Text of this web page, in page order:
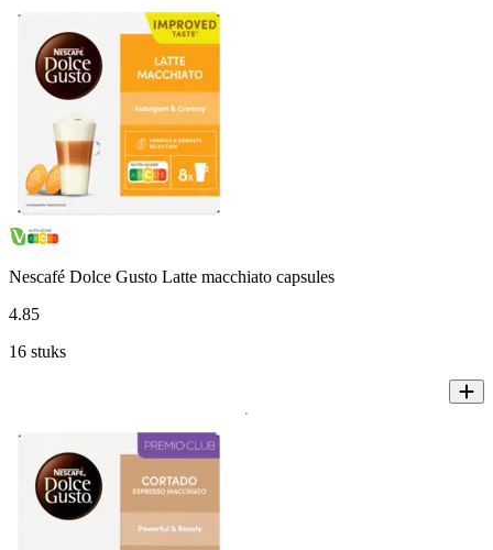
Nescafé Dolce Gusto Latte macchiato capsules
4.85
16 stuks